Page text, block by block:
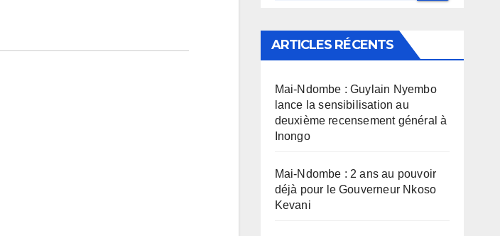
ARTICLES RÉCENTS
Mai-Ndombe : Guylain Nyembo
lance la sensibilisation au
deuxième recensement général à
Inongo
Mai-Ndombe : 2 ans au pouvoir
déjà pour le Gouverneur Nkoso
Kevani